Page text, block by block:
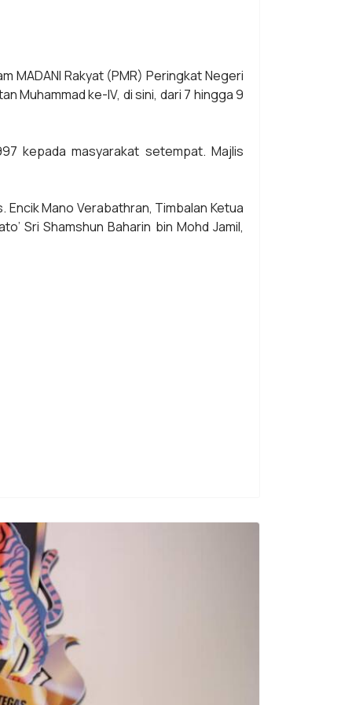
MADANI Rakyat (PMR) Peringkat Negeri
Muhammad ke-IV, di sini, dari 7 hingga 9
kepada masyarakat setempat. Majlis
Mano Verabathran, Timbalan Ketua
Sri Shamshun Baharin bin Mohd Jamil,